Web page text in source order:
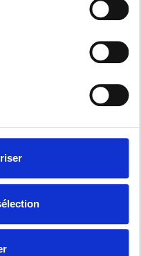
accessoires
d’une
d'un
la